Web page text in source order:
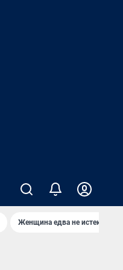
Женщина едва не истекла